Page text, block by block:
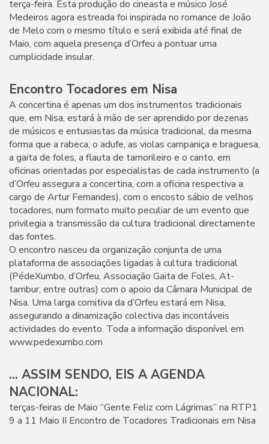
terça-feira. Esta produção do cineasta e músico José
Medeiros agora estreada foi inspirada no romance de João
de Melo com o mesmo título e será exibida até final de
Maio, com aquela presença d’Orfeu a pontuar uma
cumplicidade insular.
Encontro Tocadores em Nisa
A concertina é apenas um dos instrumentos tradicionais
que, em Nisa, estará à mão de ser aprendido por dezenas
de músicos e entusiastas da música tradicional, da mesma
forma que a rabeca, o adufe, as violas campaniça e braguesa,
a gaita de foles, a flauta de tamorileiro e o canto, em
oficinas orientadas por especialistas de cada instrumento (a
d’Orfeu assegura a concertina, com a oficina respectiva a
cargo de Artur Fernandes), com o encosto sábio de velhos
tocadores, num formato muito peculiar de um evento que
privilegia a transmissão da cultura tradicional directamente
das fontes.
O encontro nasceu da organização conjunta de uma
plataforma de associações ligadas à cultura tradicional
(PédeXumbo, d’Orfeu, Associação Gaita de Foles, At-
tambur, entre outras) com o apoio da Câmara Municipal de
Nisa. Uma larga comitiva da d’Orfeu estará em Nisa,
assegurando a dinamização colectiva das incontáveis
actividades do evento. Toda a informação disponível em
www.pedexumbo.com
... ASSIM SENDO, EIS A AGENDA
NACIONAL:
terças-feiras de Maio “Gente Feliz com Lágrimas” na RTP1
9 a 11 Maio II Encontro de Tocadores Tradicionais em Nisa